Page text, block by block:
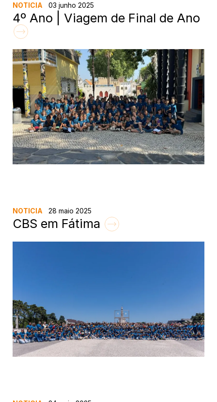
NOTICIA 03 junho 2025
4º Ano | Viagem de Final de Ano
NOTICIA 28 maio 2025
CBS em Fátima